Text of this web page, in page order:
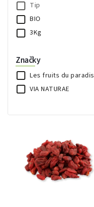
Tip
BIO
3Kg
Značky
Les fruits du paradis
VIA NATURAE